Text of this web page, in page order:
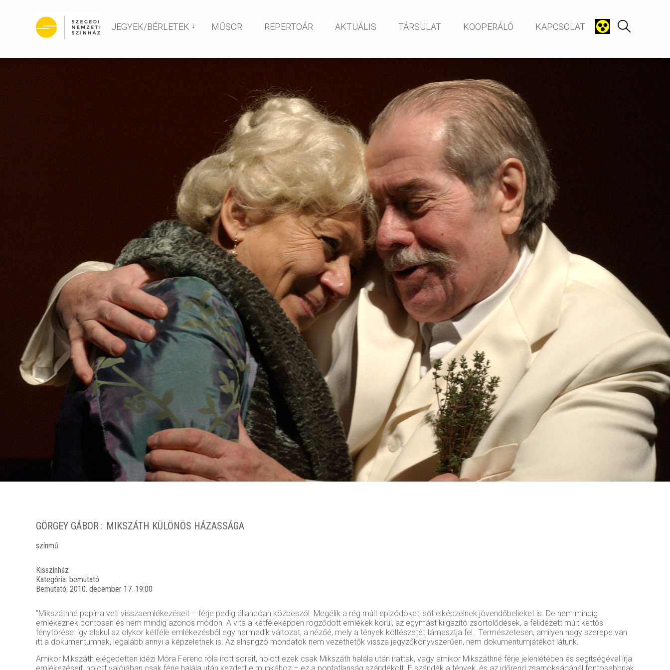
JEGYEK/BÉRLETEK MŰSOR REPERTOÁR AKTUÁLIS TÁRSULAT KOOPERÁLÓ KAPCSOLAT
GÖRGEY GÁBOR MIKSZÁTH KÜLÖNÖS HÁZASSÁGA
színmű
Kisszínház
Kategória: bemutató
Bemutató: 2010. december 17. 19:00
”Mikszáthné papírra veti visszaemlékezéseit – férje pedig állandóan közbeszól. Megélik a rég múlt epizódokat, sőt elképzelnek jövendőbelieket is. De nem mindig
emlékeznek pontosan és nem mindig azonos módon. A vita a kétféleképpen rögződött emlékek körül, az egymást kiigazító zsörtölődések, a felidézett múlt kettős
fénytörése: így alakul az olykor kétféle emlékezésből egy harmadik változat, a nézőé, mely a tények költészetét támasztja fel.. Természetesen, amilyen nagy szerepe van
itt a dokumentumnak, legalább annyi a képzeletnek is. Az elhangzó mondatok nem vezethetők vissza jegyzőkönyvszerűen, nem dokumentumjátékot látunk.
Amikor Mikszáth elégedetten idézi Móra Ferenc róla írott sorait, holott ezek csak Mikszáth halála után írattak, vagy amikor Mikszáthné férje jelenlétében és segítségével írja